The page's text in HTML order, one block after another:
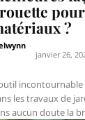
?
janvier 26,
les travaux de
aucun doute la